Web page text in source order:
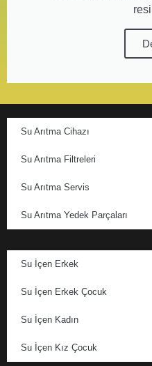
Su Arıtma Cihazı
Su Arıtma Filtreleri
Su Arıtma Servis
Su Arıtma Yedek Parçaları
Su İçen Erkek
Su İçen Erkek Çocuk
Su İçen Kadın
Su İçen Kız Çocuk